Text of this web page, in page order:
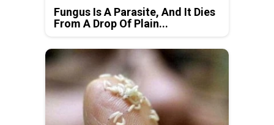
Fungus Is A Parasite, And It Dies
From A Drop Of Plain...